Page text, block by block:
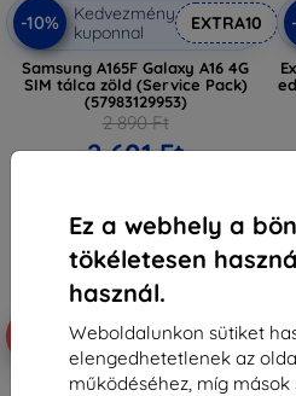
Ez a webhely a
tökéletesen
használ.
Weboldalunkon sütiket
elengedhetetlenek az
működéséhez, míg
-10%
Kedvezmény
kuponnal
EXTRA10
Samsung A165F Galaxy A16 4G
SIM tálca zöld (Service Pack)
(57983129953)
2 890 Ft
2 601 Ft
-